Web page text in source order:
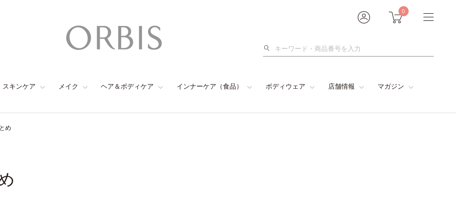
0
検
スキンケア メイク ヘア＆ボディケア インナーケア（食品） ボディウェア 店舗情報 マガジン
め